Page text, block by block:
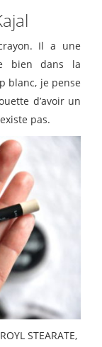
Il a une
bien dans la
blanc, je pense
d’avoir un
pas.
STEARATE,